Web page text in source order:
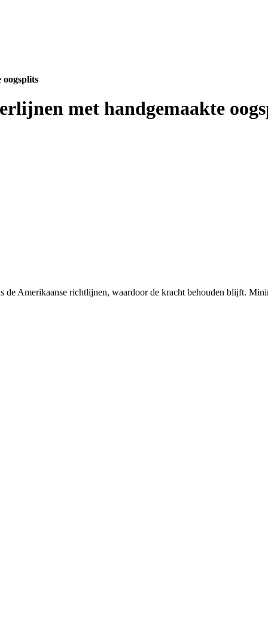
oogsplits
met handgemaakte
de Amerikaanse richtlijnen, waardoor de kracht behouden blijft.